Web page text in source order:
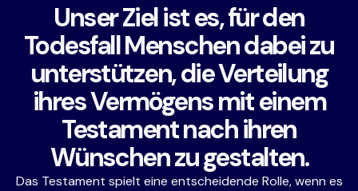
Unser Ziel ist es, für den
Todesfall Menschen dabei zu
unterstützen, die Verteilung
ihres Vermögens mit einem
Testament nach ihren
Wünschen zu gestalten.
Das Testament spielt eine entscheidende Rolle, wenn es